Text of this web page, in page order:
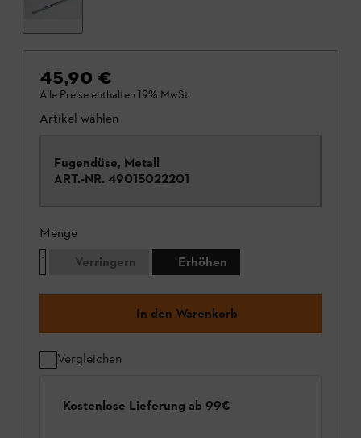
45,90 €
Alle Preise enthalten 19% MwSt.
Artikel wählen
Fugendüse, Metall
ART.-NR. 49015022201
Menge
Verringern
Erhöhen
In den Warenkorb
Vergleichen
Kostenlose Lieferung ab 99€